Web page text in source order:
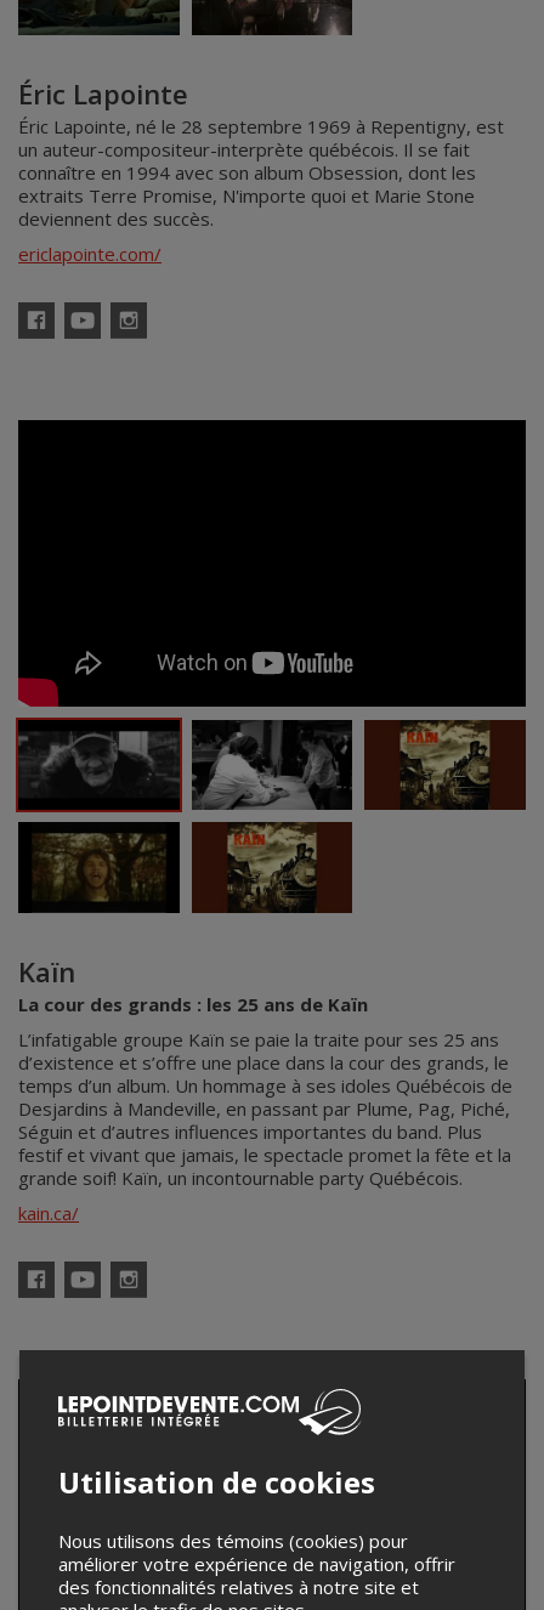
Éric Lapointe
Éric Lapointe, né le 28 septembre 1969 à Repentigny, est
un auteur-compositeur-interprète québécois. Il se fait
connaître en 1994 avec son album Obsession, dont les
extraits Terre Promise, N'importe quoi et Marie Stone
deviennent des succès.
ericlapointe.com/
Kaïn
La cour des grands : les 25 ans de Kaïn
L’infatigable groupe Kaïn se paie la traite pour ses 25 ans
d’existence et s’offre une place dans la cour des grands, le
temps d’un album. Un hommage à ses idoles Québécois de
Desjardins à Mandeville, en passant par Plume, Pag, Piché,
Séguin et d’autres influences importantes du band. Plus
festif et vivant que jamais, le spectacle promet la fête et la
grande soif! Kaïn, un incontournable party Québécois.
kain.ca/
FacebookYouTubeInstagram
Utilisation de cookies
Nous utilisons des témoins (cookies) pour
améliorer votre expérience de navigation, offrir
des fonctionnalités relatives à notre site et